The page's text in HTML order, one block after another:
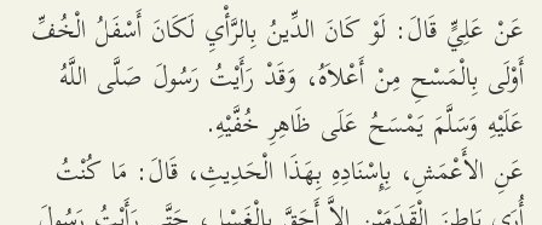
عَنْ عَلِيٍّ قَالَ: لَوْ كَانَ الدِّينُ بِالرَّأْيِ لَكَانَ أَسْفَلُ الْخُفِّ
أَوْلَى بِالْمَسْحِ مِنْ أَعْلاَهُ، وَقَدْ رَأَيْتُ رَسُولَ صَلَّى اللَّهُ
عَلَيْهِ وَسَلَّمَ يَمْسَحُ عَلَى ظَاهِرِ خُفَّيْهِ.
عَنِ الأَعْمَشِ، بِإِسْنَادِهِ بِهَذَا الْحَدِيثِ، قَالَ: مَا كُنْتُ